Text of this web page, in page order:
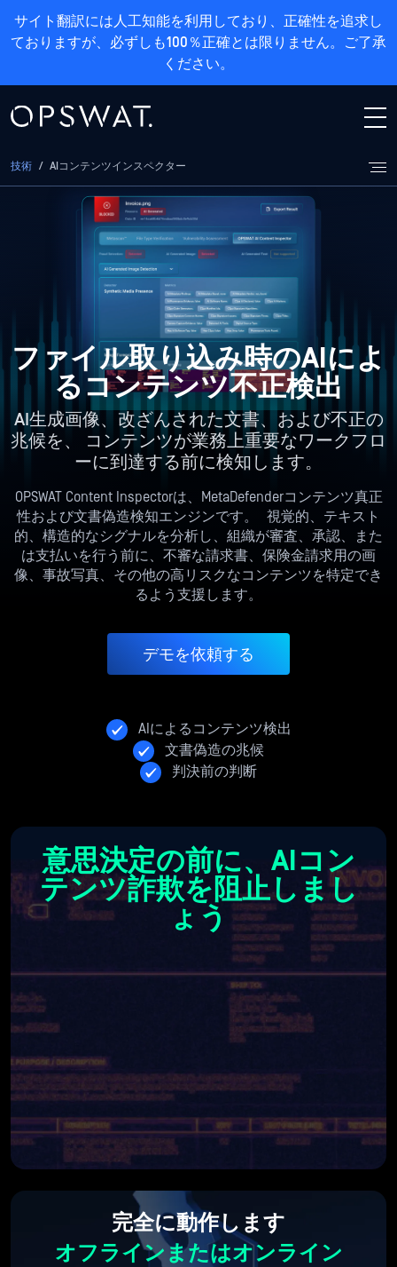
サイト翻訳には人工知能を利用しており、正確性を追求し
ておりますが、必ずしも100％正確とは限りません。ご了承
ください。
技術 / AIコンテンツインスペクター
ファイル取り込み時のAIによ
るコンテンツ不正検出
AI生成画像、改ざんされた文書、および不正の
兆候を、 コンテンツが業務上重要なワークフロ
ーに到達する前に検知します。
OPSWAT Content Inspectorは、MetaDefenderコンテンツ真正
性および文書偽造検知エンジンです。 視覚的、テキスト
的、構造的なシグナルを分析し、組織が審査、承認、また
は支払いを行う前に、不審な請求書、保険金請求用の画
像、事故写真、その他の高リスクなコンテンツを特定でき
るよう支援します。
デモを依頼する
AIによるコンテンツ検出
文書偽造の兆候
判決前の判断
意思決定の前に、AIコン
テンツ詐欺を阻止しまし
ょう
完全に動作します
オフラインまたはオンライン